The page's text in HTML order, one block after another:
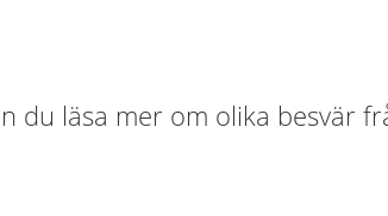
du läsa mer om olika besvär